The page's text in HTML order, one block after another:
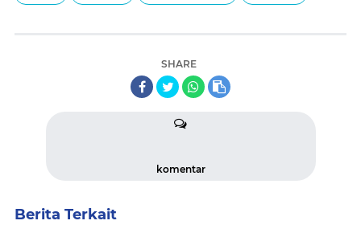
SHARE
komentar
Berita Terkait